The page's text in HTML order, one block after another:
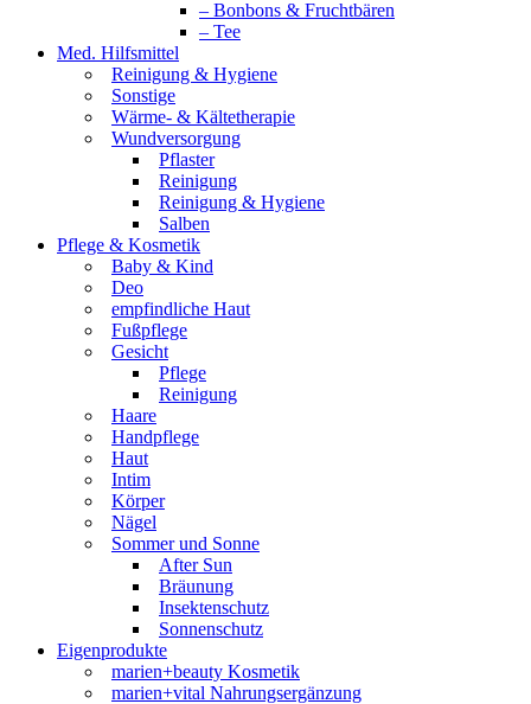
– Bonbons & Fruchtbären
– Tee
Med. Hilfsmittel
Reinigung & Hygiene
Sonstige
Wärme- & Kältetherapie
Wundversorgung
Pflaster
Reinigung
Reinigung & Hygiene
Salben
Pflege & Kosmetik
Baby & Kind
Deo
empfindliche Haut
Fußpflege
Gesicht
Pflege
Reinigung
Haare
Handpflege
Haut
Intim
Körper
Nägel
Sommer und Sonne
After Sun
Bräunung
Insektenschutz
Sonnenschutz
Eigenprodukte
marien+beauty Kosmetik
marien+vital Nahrungsergänzung